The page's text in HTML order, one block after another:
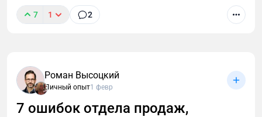
7 1 2
Роман Высоцкий
Личный опыт1 февр
7 ошибок отдела продаж,